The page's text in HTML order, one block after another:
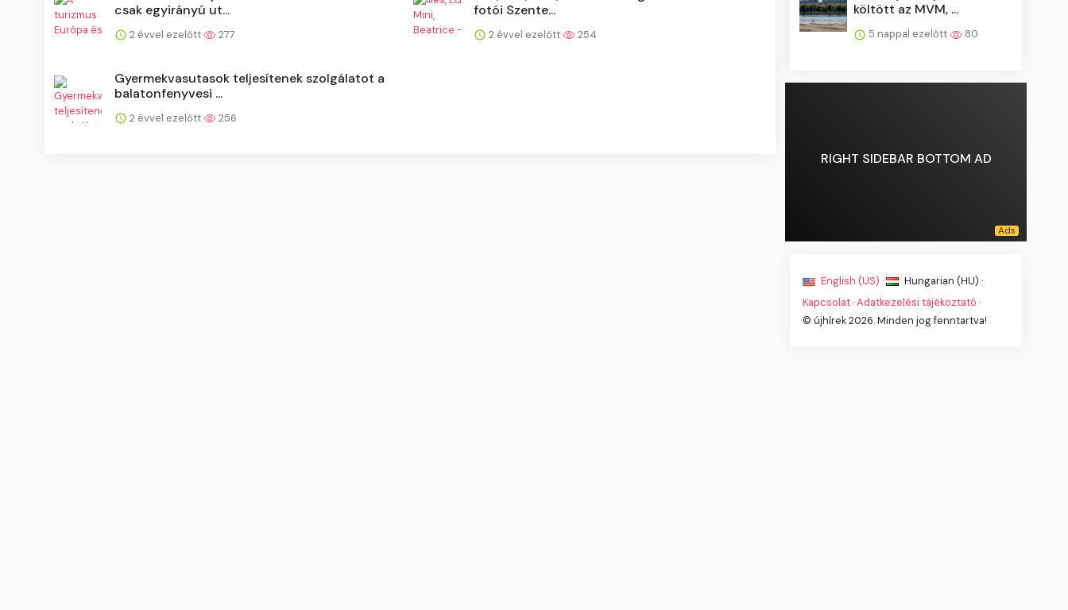
csak egyirányú ut...
2 évvel ezelőtt 277
fotói Szente...
2 évvel ezelőtt 254
Gyermekvasutasok teljesítenek szolgálatot a
balatonfenyvesi ...
2 évvel ezelőtt 256
költött az MVM, ...
5 nappal ezelőtt 80
RIGHT SIDEBAR BOTTOM AD
English (US) ·
Hungarian (HU) ·
Kapcsolat ·Adatkezelési tájékoztató ·
© újhírek 2026. Minden jog fenntartva!